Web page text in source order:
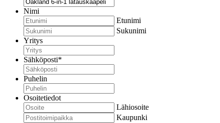
Nimi
Etunimi
Sukunimi
Yritys
Sähköposti*
Puhelin
Osoitetiedot
Lähiosoite
Kaupunki